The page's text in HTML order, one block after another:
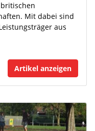
Mit dabei sind
aus
Artikel anzeigen